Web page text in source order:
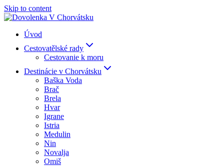
Skip to content
Úvod
Cestovatělské rady
Cestovanie k moru
Destinácie v Chorvátsku
Baška Voda
Brač
Brela
Hvar
Igrane
Istria
Medulin
Nin
Novalja
Omiš